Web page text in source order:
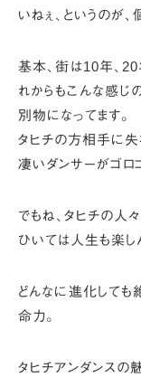
いねぇ、 というのが
基本、街は10年、20
れからもこんな感じ
別物になってます。
タヒチの方相手に失
凄いダンサーがゴロ
でもね、タヒチの人
ひいては人生も楽し
どんなに進化しても
命力。
タヒチアンダンスの